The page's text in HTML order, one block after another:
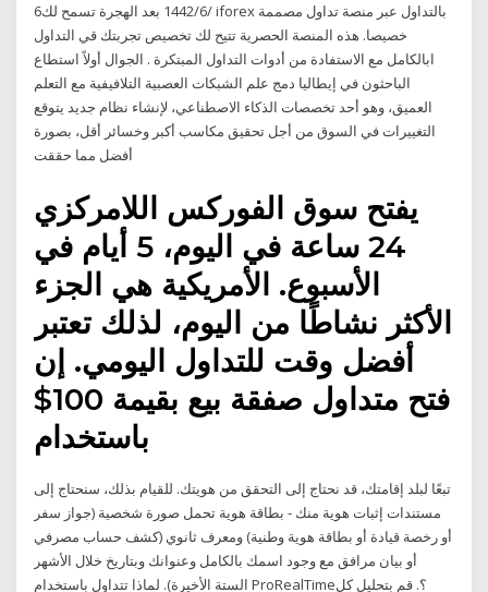
6‏‏/6‏‏/1442 بعد الهجرة تسمح لك iforex بالتداول عبر منصة تداول مصممة
خصيصا. هذه المنصة الحصرية تتيح لك تخصيص تجربتك قي التداول
ابالكامل مع الاستفادة من أدوات التداول المبتكرة . الجوال أولاً استطاع
الباحثون في إيطاليا دمج علم الشبكات العصبية التلافيفية مع التعلم
العميق، وهو أحد تخصصات الذكاء الاصطناعي، لإنشاء نظام جديد يتوقع
التغييرات في السوق من أجل تحقيق مكاسب أكبر وخسائر أقل، بصورة
أفضل مما حققت
يفتح سوق الفوركس اللامركزي
24 ساعة في اليوم، 5 أيام في
الأسبوع. الأمريكية هي الجزء
الأكثر نشاطًا من اليوم، لذلك تعتبر
أفضل وقت للتداول اليومي. إن
فتح متداول صفقة بيع بقيمة 100$
باستخدام
تبعًا لبلد إقامتك، قد نحتاج إلى التحقق من هويتك. للقيام بذلك، سنحتاج إلى
مستندات إثبات هوية منك - بطاقة هوية تحمل صورة شخصية (جواز سفر
أو رخصة قيادة أو بطاقة هوية وطنية) ومعرف ثانوي (كشف حساب مصرفي
أو بيان مرافق مع وجود اسمك بالكامل وعنوانك وبتاريخ خلال الأشهر
الستة الأخيرة). لماذا تتداول باستخدام ProRealTime؟. قم بتحليل كل